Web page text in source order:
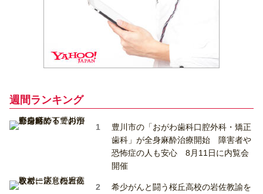
週間ランキング
豊川市の「おがわ歯科口腔外科・矯正
歯科」が全身麻酔治療開始 障害者や
恐怖症の人も安心 8月11日に内覧会
開催
希少がんと闘う桜丘高校の岩佐教諭を